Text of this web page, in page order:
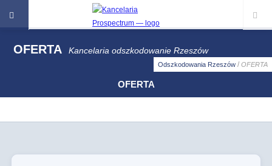
Odszkodowania Rzeszów / OFERTA
OFERTA Kancelaria odszkodowanie Rzeszów
OFERTA